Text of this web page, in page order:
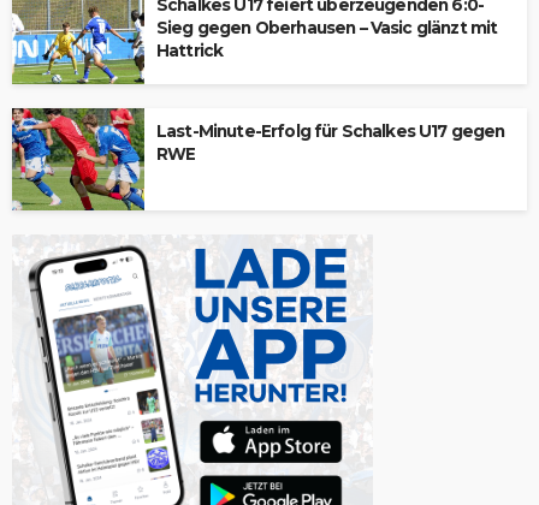
Schalkes U17 feiert überzeugenden 6:0-
Sieg gegen Oberhausen – Vasic glänzt mit
Hattrick
Last-Minute-Erfolg für Schalkes U17 gegen
RWE